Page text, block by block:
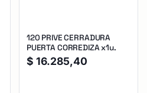
120 PRIVE CERRADURA
PUERTA CORREDIZA x1u.
$ 16.285,40